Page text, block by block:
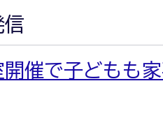
信
催で子どもも